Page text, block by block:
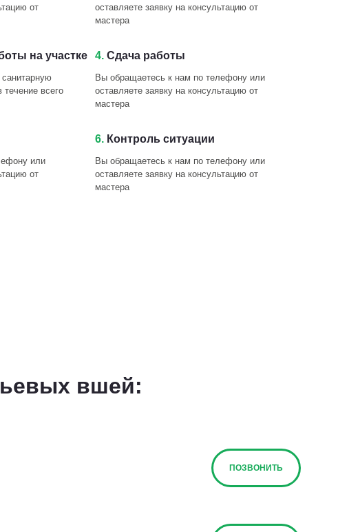
от
оставляете заявку на консультацию от
мастера
на участке
всего
4. Сдача работы
Вы обращаетесь к нам по телефону или
оставляете заявку на консультацию от
мастера
или
от
6. Контроль ситуации
Вы обращаетесь к нам по телефону или
оставляете заявку на консультацию от
мастера
вшей:
ПОЗВОНИТЬ